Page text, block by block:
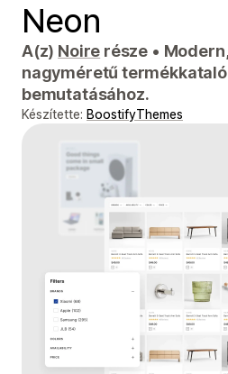
Neon
A(z) Noire része •
nagyméretű
bemutatásához.
Készítette: BoostifyThemes